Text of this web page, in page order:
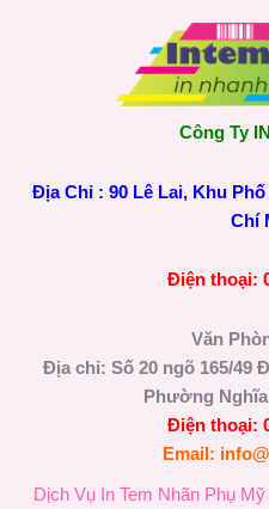
Công Ty
Địa Chỉ : 90 Lê Lai, Khu
Chí
Điện thoại:
Văn
Địa chỉ: Số 20 ngõ 165/49
Phường
Điện thoại:
Email:
Dịch Vụ In Tem Nhãn Phụ